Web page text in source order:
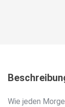
Wie jeden